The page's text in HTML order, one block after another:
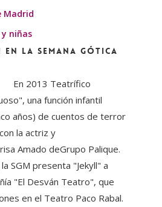
Madrid
niñas
en la Semana Gótica
Teatrífico
una función infantil
años) de cuentos de terror
la actriz y
Amado deGrupo Palique.
SGM presenta "Jekyll" a
"El Desván Teatro", que
en el Teatro Paco Rabal.